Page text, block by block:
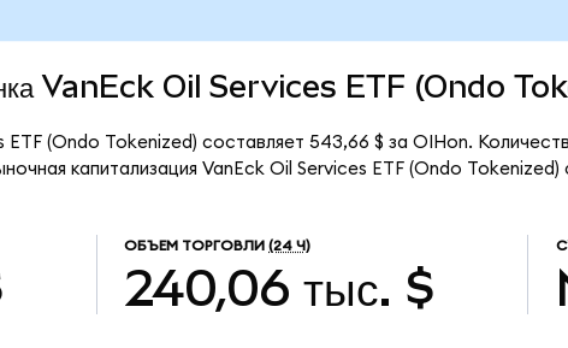
VanEck Oil Services ETF (Ondo
ETF (Ondo Tokenized) составляет 543,66 $ за OIHon.
капитализация VanEck Oil Services ETF (Ondo Tokenized)
ОБЪЕМ ТОРГОВЛИ (24 Ч)
240,06 тыс. $